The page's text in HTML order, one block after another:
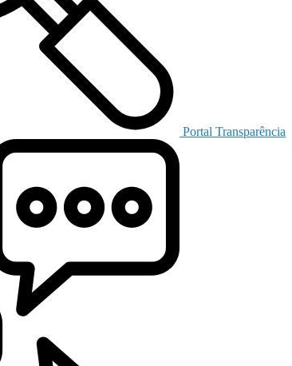
Portal Transparência